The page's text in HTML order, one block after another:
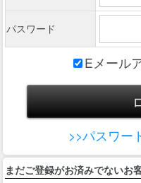
パスワード
Eメール
>>パスワー
まだご登録がお済みでないお